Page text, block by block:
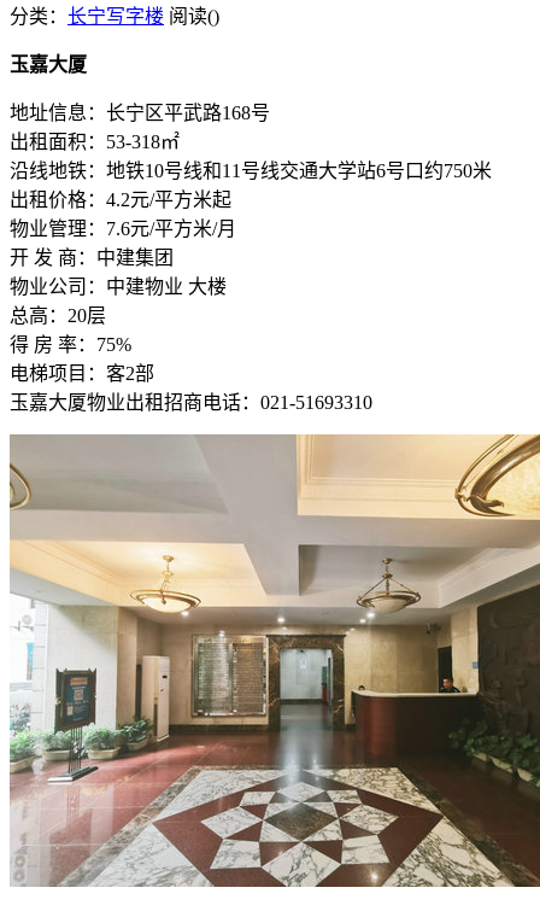
分类： 长宁写字楼 阅读()
玉嘉大厦
地址信息：长宁区平武路168号
出租面积：53-318㎡
沿线地铁：地铁10号线和11号线交通大学站6号口约750米
出租价格：4.2元/平方米起
物业管理：7.6元/平方米/月
开 发 商：中建集团
物业公司：中建物业 大楼
总高：20层
得 房 率：75%
电梯项目：客2部
玉嘉大厦物业出租招商电话：021-51693310